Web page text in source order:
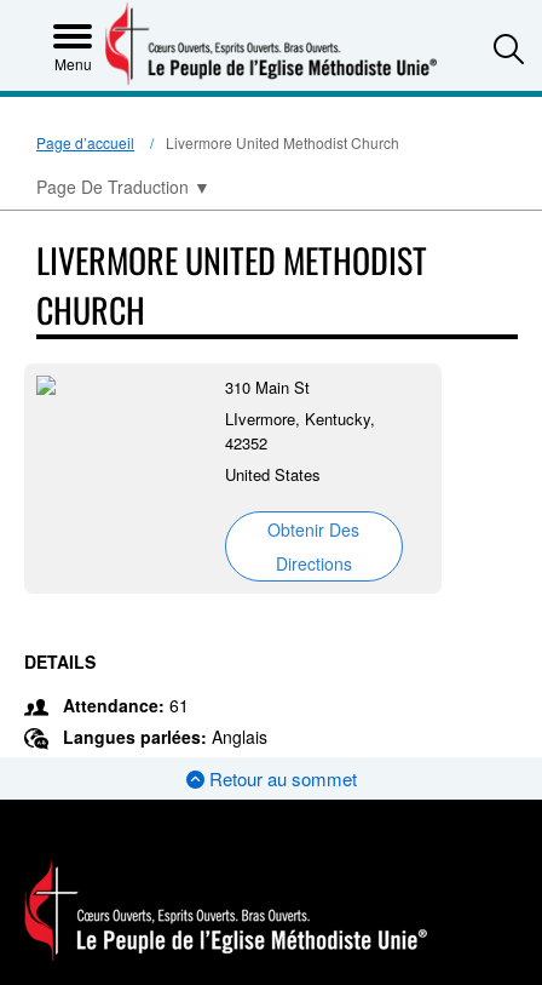
Menu
Page d’accueil Livermore United Methodist Church
Page De Traduction ▼
LIVERMORE UNITED METHODIST
CHURCH
310 Main St
LIvermore, Kentucky,
42352
United States
Obtenir Des
Directions
DETAILS
Attendance: 61
Langues parlées: Anglais
Retour au sommet